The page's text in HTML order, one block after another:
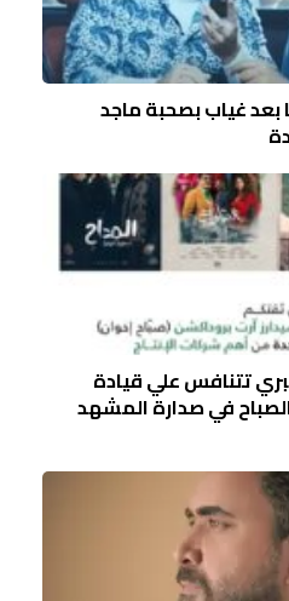
غياب بصحبة ماجد
تتنافس علي قيادة
في صدارة المشهد